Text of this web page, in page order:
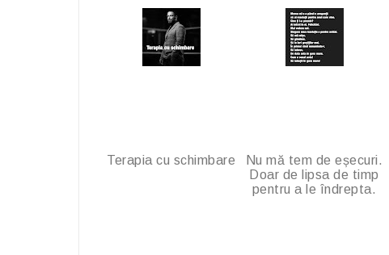
Terapia cu schimbare
Nu mă tem de eșecuri.
Doar de lipsa de timp
pentru a le îndrepta.